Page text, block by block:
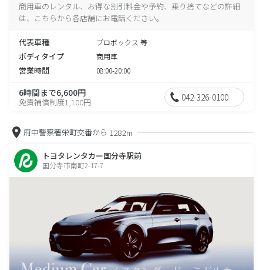
商用車のレンタル、お得な割引料金や予約、乗り捨てなどの詳細
は、こちらから各店舗にお電話ください。
代表車種 プロボックス 等
ボディタイプ 商用車
営業時間 08:00-20:00
6時間まで6,600円
免責補償制度1,100円 042-326-0100
府中警察署栄町交番から 1282m
トヨタレンタカー国分寺駅前
国分寺市南町2-17-7